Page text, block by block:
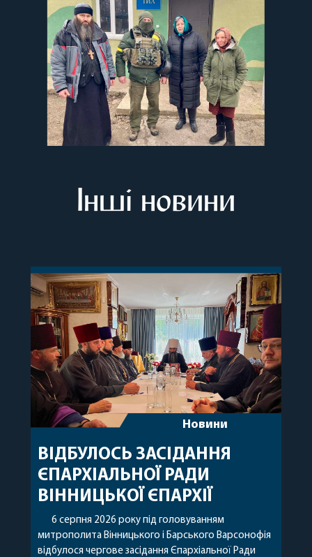
Інші новини
Новини
ВІДБУЛОСЬ ЗАСІДАННЯ
ЄПАРХІАЛЬНОЇ РАДИ
ВІННИЦЬКОЇ ЄПАРХІЇ
6 серпня 2026 року під головуванням
митрополита Вінницького і Барського Варсонофія
відбулося чергове засідання Єпархіальної Ради